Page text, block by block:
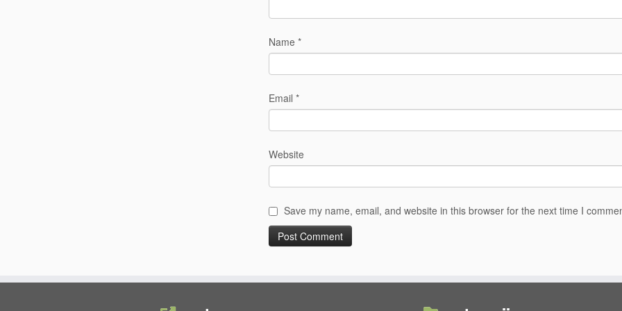
Name *
Email *
Website
Save my name, email, and website in this browser for the next time I